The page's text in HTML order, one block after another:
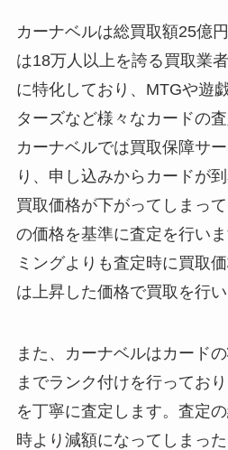
カーナベルは総買取額25億
は18万人以上を誇る買取業
に特化しており、MTGや遊
ターズなど様々なカードの
カーナベルでは買取保障サ
り、申し込みからカードが
買取価格が下がってしまっ
の価格を基準に査定を行い
ミングよりも査定時に買取
は上昇した価格で買取を行い
また、カーナベルはカード
までランク付けを行ってお
を丁寧に査定します。査定
時より減額になってしまっ